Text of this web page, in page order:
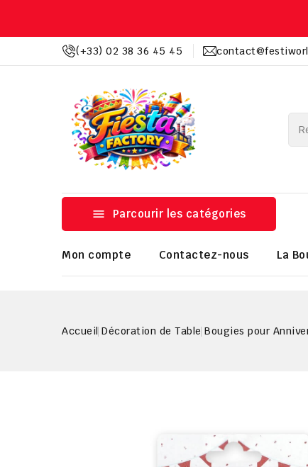
(+33) 02 38 36 45 45
 Parcourir les catégories
Mon compte Contactez-nous La
Accueil Décoration de Table Bougies pour